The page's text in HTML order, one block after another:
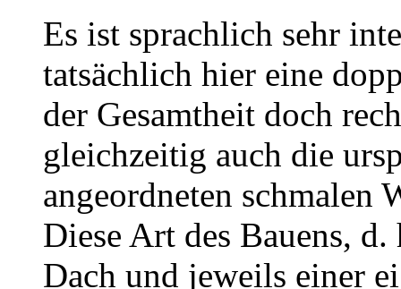
Es ist sprachlich sehr
tatsächlich hier eine
der Gesamtheit doch
gleichzeitig auch die
angeordneten schmalen
Diese Art des Bauens,
Dach und jeweils einer